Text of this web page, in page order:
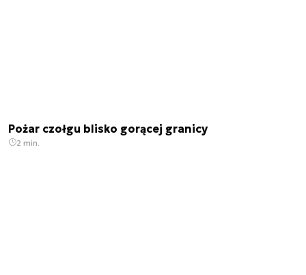
Pożar czołgu blisko gorącej granicy
2 min.